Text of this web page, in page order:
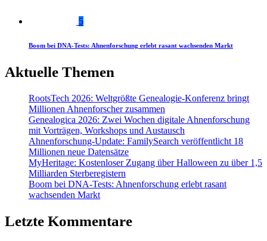
5
Boom bei DNA-Tests: Ahnenforschung erlebt rasant wachsenden Markt
Aktuelle Themen
RootsTech 2026: Weltgrößte Genealogie-Konferenz bringt
Millionen Ahnenforscher zusammen
Genealogica 2026: Zwei Wochen digitale Ahnenforschung
mit Vorträgen, Workshops und Austausch
Ahnenforschung-Update: FamilySearch veröffentlicht 18
Millionen neue Datensätze
MyHeritage: Kostenloser Zugang über Halloween zu über 1,5
Milliarden Sterberegistern
Boom bei DNA-Tests: Ahnenforschung erlebt rasant
wachsenden Markt
Letzte Kommentare